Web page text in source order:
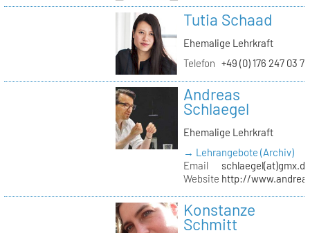
Tutia Schaad
Ehemalige Lehrkraft
Telefon +49 (0) 176 247 03 7
Andreas
Schlaegel
Ehemalige Lehrkraft
→ Lehrangebote (Archiv)
Email
Website http://
Konstanze
Schmitt